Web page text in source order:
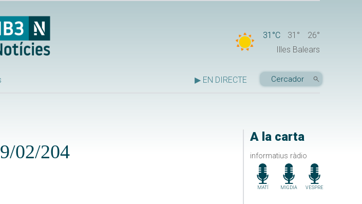
31°C 31°
26°
Illes Balears
▶ EN DIRECTE
A la carta
informatius ràdio
MATÍ MIGDIA VESPRE
02/204